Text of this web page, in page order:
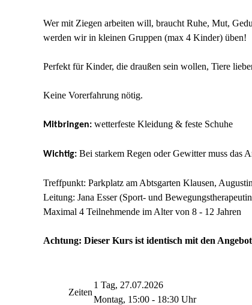
Wer mit Ziegen arbeiten will, braucht Ruhe, Mut,
werden wir in kleinen Gruppen (max 4 Kinder) üben!
Perfekt für Kinder, die draußen sein wollen, Tiere
Keine Vorerfahrung nötig.
Mitbringen: wetterfeste Kleidung & feste Schuhe
Wichtig: Bei starkem Regen oder Gewitter muss das
Treffpunkt: Parkplatz am Abtsgarten Klausen,
Leitung: Jana Esser (Sport- und
Maximal 4 Teilnehmende im Alter von 8 - 12 Jahren
Achtung: Dieser Kurs ist identisch mit den
Zeiten
1 Tag, 27.07.2026
Montag, 15:00 - 18:30 Uhr